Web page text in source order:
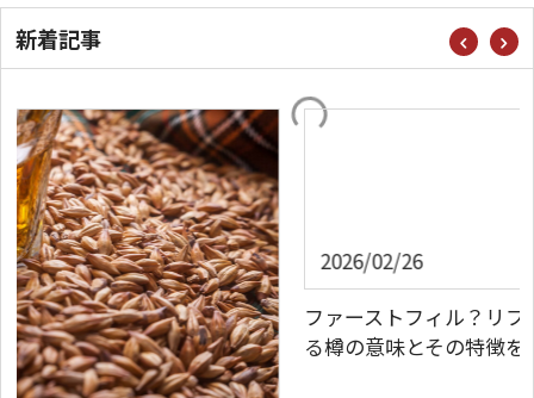
新着記事
2026/02/26
ファーストフィル？リフィル？ウイスキーで使われ
る樽の意味とその特徴を深掘りしよう！